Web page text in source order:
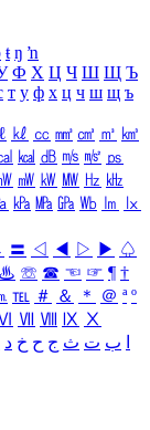
ŧ ŋ ŉ
Ф Х Ц Ч Ш Щ Ъ
т у ф х ц ч ш щ ъ
ℓ ㎘ ㏄ ㎣ ㎤ ㎥ ㎦
㎉ ㏈ ㎧ ㎨ ㎰
㎽ ㎾ ㎿ ㎐ ㎑
㎪ ㎫ ㎬ ㏝ ㏐
㏓
〓 ◁ ◀ ▷ ▶ ♤
♨ ☏ ☎ ☜ ☞ ¶ †
℡ ＃ ＆ ＊ ＠ ª º
Ⅶ Ⅷ Ⅸ Ⅹ
ب ت ث ج ح خ د